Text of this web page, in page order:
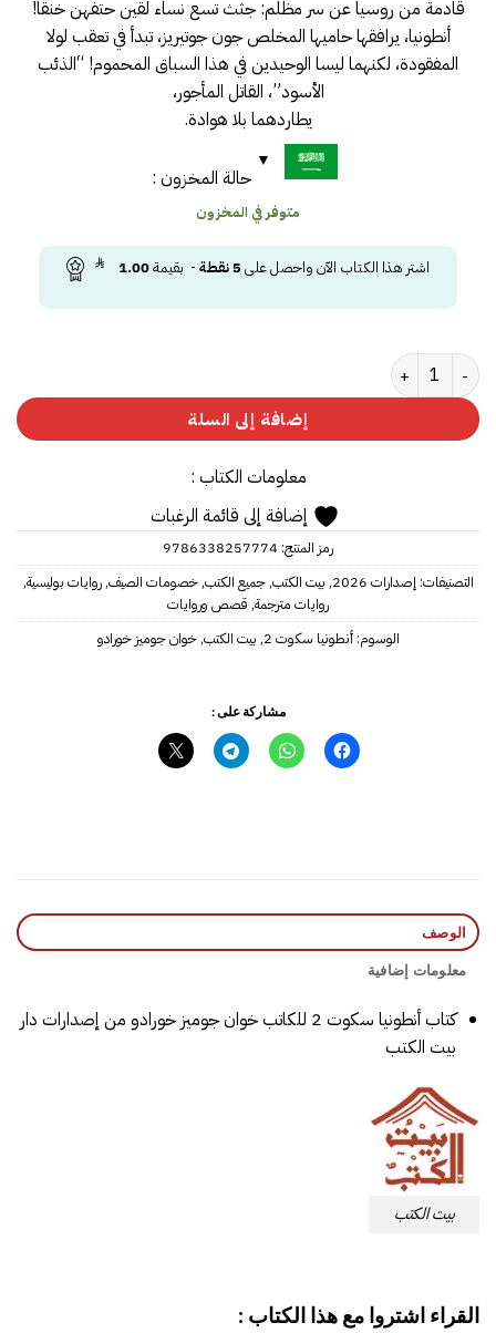
قادمة من روسيا عن سر مظلم: جثث تسع نساء لقين حتفهن خنقًا!
أنطونيا، يرافقها حاميها المخلص جون جوتيريز، تبدأ في تعقب لولا
المفقودة، لكنهما ليسا الوحيدين في هذا السباق المحموم! “الذئب
الأسود”، القاتل المأجور،
يطاردهما بلا هوادة.
حالة المخزون :
متوفر في المخزون
اشتر هذا الكتاب الآن واحصل على 5نقطة- بقيمة1.00
كمية أنطونيا سكوت 2
إضافة إلى السلة
معلومات الكتاب :
إضافة إلى قائمة الرغبات
رمز المنتج: 9786338257774
التصنيفات:إصدارات 2026 , بيت الكتب,جميع الكتب,خصومات الصيف,روايات بوليسية,
روايات مترجمة, قصص وروايات
الوسوم:أنطونيا سكوت 2 , بيت الكتب,خوان جوميز خورادو
مشاركة على :
الوصف
معلومات إضافية
كتاب أنطونيا سكوت 2 للكاتب خوان جوميز خورادو من إصدارات دار
بيت الكتب
بيت الكتب
القراء اشتروا مع هذا الكتاب :